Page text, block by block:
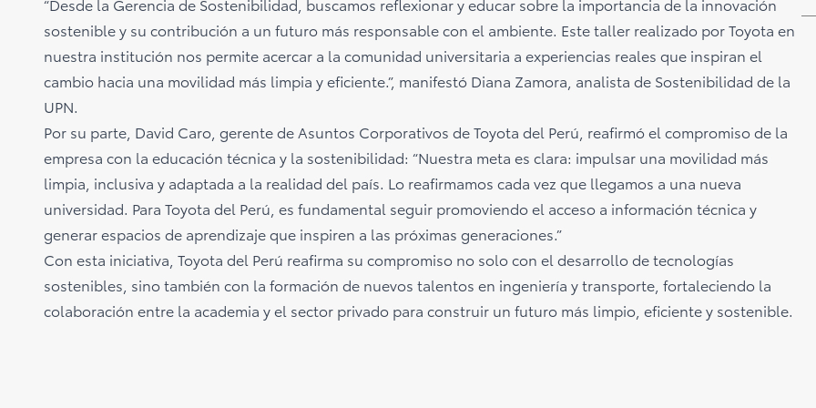
sostenible y su contribución a un futuro más responsable con el ambiente. Este taller realizado por Toyota en
nuestra institución nos permite acercar a la comunidad universitaria a experiencias reales que inspiran el
cambio hacia una movilidad más limpia y eficiente.”, manifestó Diana Zamora, analista de Sostenibilidad de la
UPN.
Por su parte, David Caro, gerente de Asuntos Corporativos de Toyota del Perú, reafirmó el compromiso de la
empresa con la educación técnica y la sostenibilidad: “Nuestra meta es clara: impulsar una movilidad más
limpia, inclusiva y adaptada a la realidad del país. Lo reafirmamos cada vez que llegamos a una nueva
universidad. Para Toyota del Perú, es fundamental seguir promoviendo el acceso a información técnica y
generar espacios de aprendizaje que inspiren a las próximas generaciones.”
Con esta iniciativa, Toyota del Perú reafirma su compromiso no solo con el desarrollo de tecnologías
sostenibles, sino también con la formación de nuevos talentos en ingeniería y transporte, fortaleciendo la
colaboración entre la academia y el sector privado para construir un futuro más limpio, eficiente y sostenible.